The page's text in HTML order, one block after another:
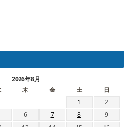
2026年8月
木 金 土
日
1
2
6 7 8
9